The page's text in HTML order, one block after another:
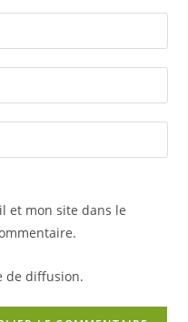
et mon site dans le
de diffusion.